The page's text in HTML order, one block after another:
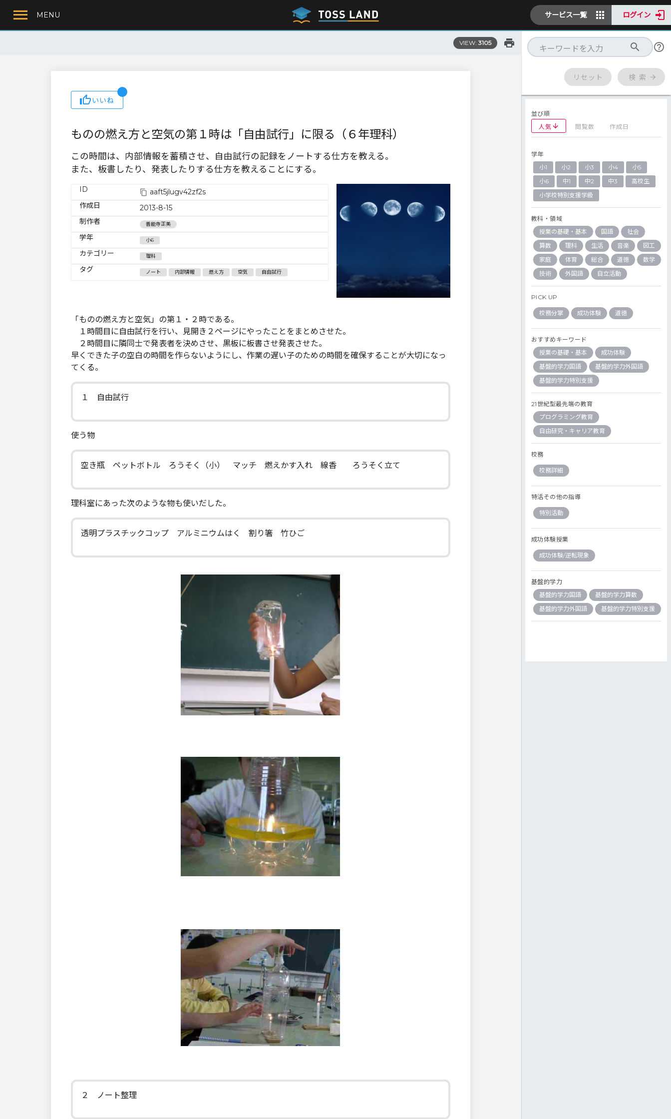
MENU サービス一覧 ログイン
VIEW: 3105
いいね
ものの燃え方と空気の第１時は「自由試行」に限る（６年理科）
この時間は、内部情報を蓄積させ、自由試行の記録をノートする仕方を教える。
また、板書したり、発表したりする仕方を教えることにする。
ID
aaft5jlugv42zf2s
作成日
2013-8-15
制作者
善能寺正美
学年 小6
カテゴリー 理科
タグ ノート 内部情報 燃え方 空気 自由試行
「ものの燃え方と空気」の第１・２時である。
１時間目に自由試行を行い、見開き２ページにやったことをまとめさせた。
２時間目に隣同士で発表者を決めさせ、黒板に板書させ発表させた。
早くできた子の空白の時間を作らないようにし、作業の遅い子のための時間を確保することが大切になっ
てくる。
１ 自由試行
使う物
空き瓶 ペットボトル ろうそく（小） マッチ 燃えかす入れ 線香 ろうそく立て
理科室にあった次のような物も使いだした。
透明プラスチックコップ アルミニウムはく 割り箸 竹ひご
２ ノート整理
リセット 検 索
並び順
人気
閲覧数 作成日
学年
小1
小2 小3 小4
小5
小6
中1 中2 中3
高校生
小学校特別支援学級
教科・領域
授業の基礎・基本
国語
社会
算数
理科 生活 音楽
図工
家庭
体育 総合 道徳
数学
技術
外国語 自立活動
PICK UP
校務分掌 成功体験 道徳
おすすめキーワード
授業の基礎・基本
成功体験
基盤的学力国語
基盤的学力外国語
基盤的学力特別支援
21世紀型最先端の教育
プログラミング教育
自由研究・キャリア教育
校務
校務詳細
特活その他の指導
特別活動
成功体験授業
成功体験/逆転現象
基盤的学力
基盤的学力国語
基盤的学力算数
基盤的学力外国語
基盤的学力特別支援